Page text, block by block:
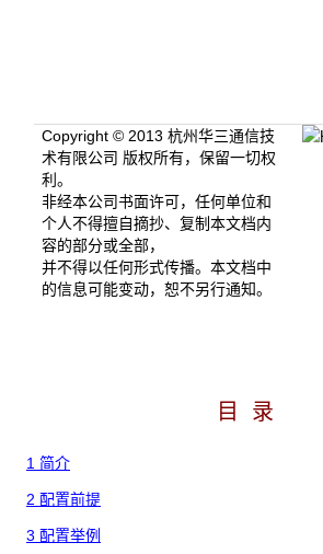
Copyright © 2013 杭州华三通信技
术有限公司 版权所有，保留一切权
利。
非经本公司书面许可，任何单位和
个人不得擅自摘抄、复制本文档内
容的部分或全部，
并不得以任何形式传播。本文档中
的信息可能变动，恕不另行通知。
目 录
1 简介
2 配置前提
3 配置举例